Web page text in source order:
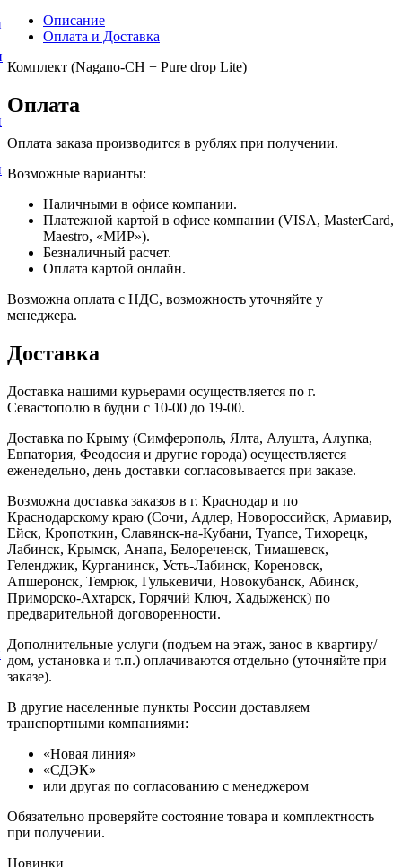
Описание
Оплата и Доставка
Комплект (Nagano-CH + Pure drop Lite)
Оплата
Оплата заказа производится в рублях при получении.
Возможные варианты:
Наличными в офисе компании.
Платежной картой в офисе компании (VISA, MasterCard,
Maestro, «МИР»).
Безналичный расчет.
Оплата картой онлайн.
Возможна оплата с НДС, возможность уточняйте у
менеджера.
Доставка
Доставка нашими курьерами осуществляется по г.
Севастополю в будни с 10-00 до 19-00.
Доставка по Крыму (Симферополь, Ялта, Алушта, Алупка,
Евпатория, Феодосия и другие города) осуществляется
еженедельно, день доставки согласовывается при заказе.
Возможна доставка заказов в г. Краснодар и по
Краснодарскому краю (Сочи, Адлер, Новороссийск, Армавир,
Ейск, Кропоткин, Славянск-на-Кубани, Туапсе, Тихорецк,
Лабинск, Крымск, Анапа, Белореченск, Тимашевск,
Геленджик, Курганинск, Усть-Лабинск, Кореновск,
Апшеронск, Темрюк, Гулькевичи, Новокубанск, Абинск,
Приморско-Ахтарск, Горячий Ключ, Хадыженск) по
предварительной договоренности.
Дополнительные услуги (подъем на этаж, занос в квартиру/
дом, установка и т.п.) оплачиваются отдельно (уточняйте при
заказе).
В другие населенные пункты России доставляем
транспортными компаниями:
«Новая линия»
«СДЭК»
или другая по согласованию с менеджером
Обязательно проверяйте состояние товара и комплектность
при получении.
Новинки